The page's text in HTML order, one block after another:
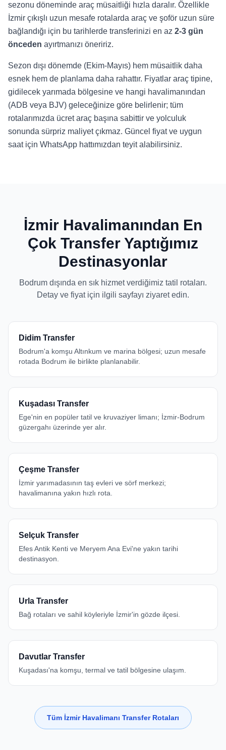
sezonu döneminde araç müsaitliği hızla daralır. Özellikle
İzmir çıkışlı uzun mesafe rotalarda araç ve şoför uzun süre
bağlandığı için bu tarihlerde transferinizi en az 2-3 gün
önceden ayırtmanızı öneririz.
Sezon dışı dönemde (Ekim-Mayıs) hem müsaitlik daha
esnek hem de planlama daha rahattır. Fiyatlar araç tipine,
gidilecek yarımada bölgesine ve hangi havalimanından
(ADB veya BJV) geleceğinize göre belirlenir; tüm
rotalarımızda ücret araç başına sabittir ve yolculuk
sonunda sürpriz maliyet çıkmaz. Güncel fiyat ve uygun
saat için WhatsApp hattımızdan teyit alabilirsiniz.
İzmir Havalimanından En
Çok Transfer Yaptığımız
Destinasyonlar
Bodrum dışında en sık hizmet verdiğimiz tatil rotaları.
Detay ve fiyat için ilgili sayfayı ziyaret edin.
Didim Transfer
Bodrum'a komşu Altınkum ve marina bölgesi; uzun mesafe
rotada Bodrum ile birlikte planlanabilir.
Kuşadası Transfer
Ege'nin en popüler tatil ve kruvaziyer limanı; İzmir-Bodrum
güzergahı üzerinde yer alır.
Çeşme Transfer
İzmir yarımadasının taş evleri ve sörf merkezi;
havalimanına yakın hızlı rota.
Selçuk Transfer
Efes Antik Kenti ve Meryem Ana Evi'ne yakın tarihi
destinasyon.
Urla Transfer
Bağ rotaları ve sahil köyleriyle İzmir'in gözde ilçesi.
Davutlar Transfer
Kuşadası'na komşu, termal ve tatil bölgesine ulaşım.
Tüm İzmir Havalimanı Transfer Rotaları